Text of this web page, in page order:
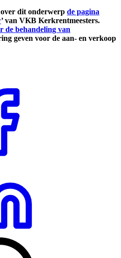
dit onderwerp de pagina
’ van VKB Kerkrentmeesters.
de behandeling van
geven voor de aan- en verkoop